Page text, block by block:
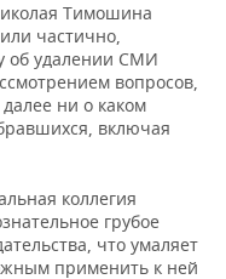
Тимошина
частично,
об удалении СМИ
вопросов,
ни о каком
включая
коллегия
грубое
что умаляет
применить к ней